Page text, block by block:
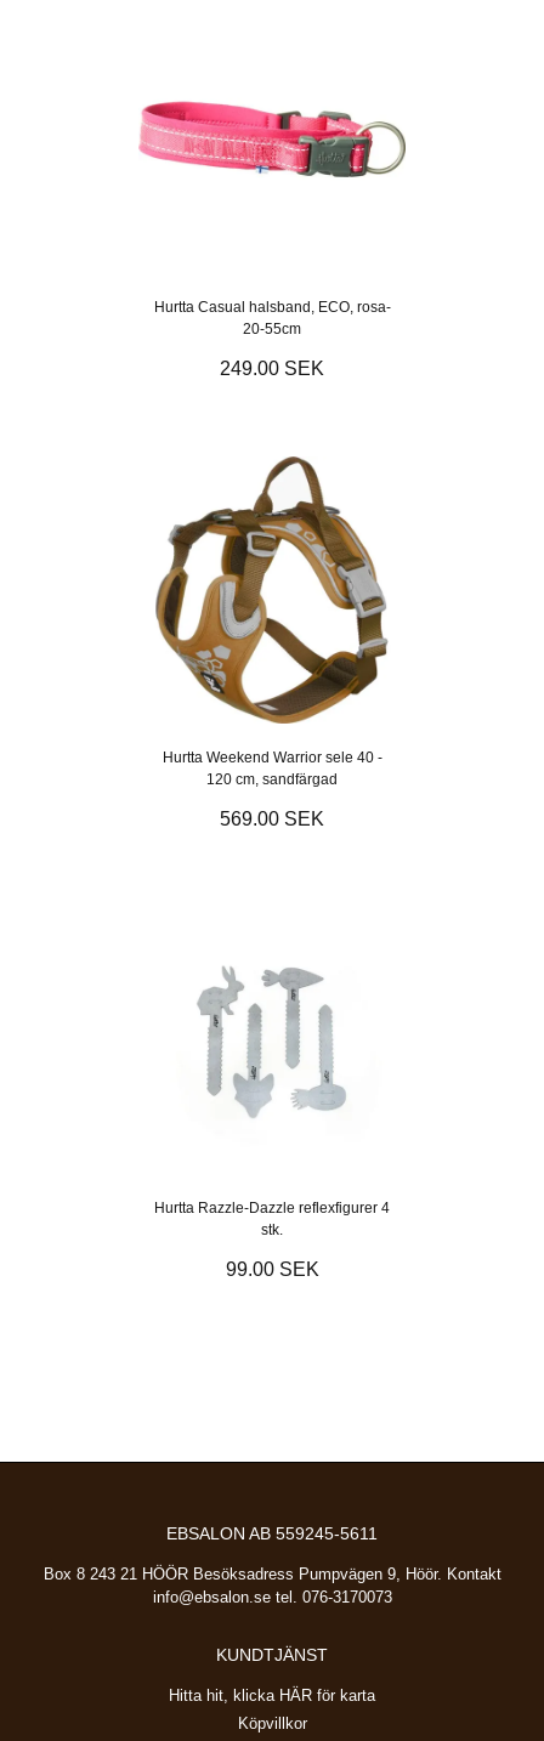
Hurtta Casual halsband, ECO, rosa-
20-55cm
249.00 SEK
Hurtta Weekend Warrior sele 40 -
120 cm, sandfärgad
569.00 SEK
Hurtta Razzle-Dazzle reflexfigurer 4
stk.
99.00 SEK
EBSALON AB 559245-5611
Box 8 243 21 HÖÖR Besöksadress Pumpvägen 9, Höör. Kontakt
info@ebsalon.setel. 076-3170073
KUNDTJÄNST
Hitta hit, klicka HÄR för karta
Köpvillkor